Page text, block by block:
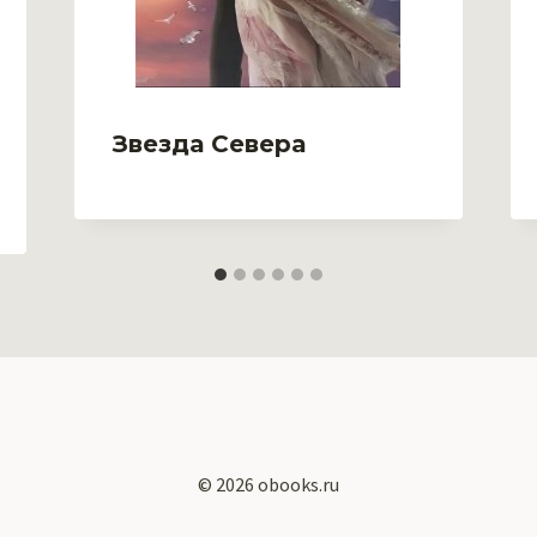
Звезда Севера
© 2026 obooks.ru